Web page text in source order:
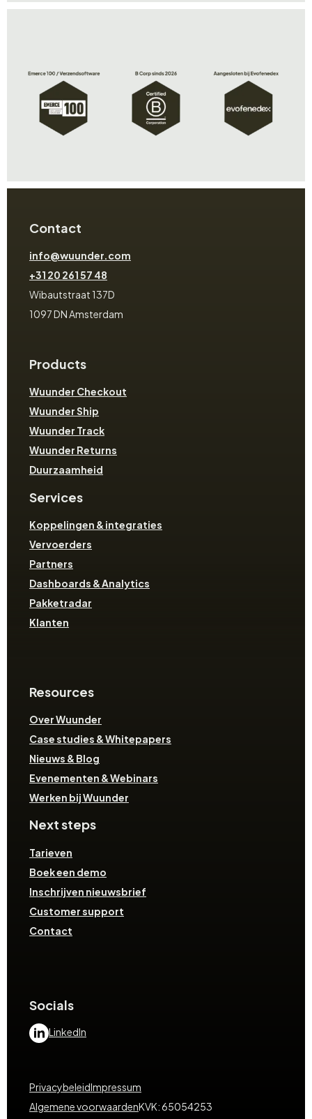
Contact
info@wuunder.com
+31 20 261 57 48
Wibautstraat 137D
1097 DN Amsterdam
Products
Wuunder Checkout
Wuunder Ship
Wuunder Track
Wuunder Returns
Duurzaamheid
Services
Koppelingen & integraties
Vervoerders
Partners
Dashboards & Analytics
Pakketradar
Klanten
Resources
Over Wuunder
Case studies & Whitepapers
Nieuws & Blog
Evenementen & Webinars
Werken bij Wuunder
Next steps
Tarieven
Boek een demo
Inschrijven nieuwsbrief
Customer support
Contact
Socials
LinkedIn
PrivacybeleidImpressum
Algemene voorwaardenKVK: 65054253